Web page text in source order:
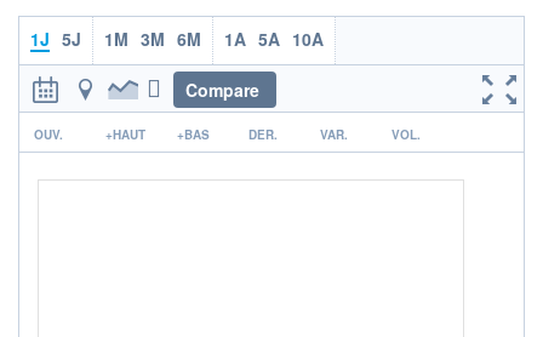
15h29
OUVERTURE
4,6238
CLÔTURE VEILLE
4,6242 4,6232
COTATION SPÉCIFIQUE
1J 5J 1M 3M 6M 1A 5A 10A
Compare
r
OUV. +HAUT +BAS DER. VAR. VOL.